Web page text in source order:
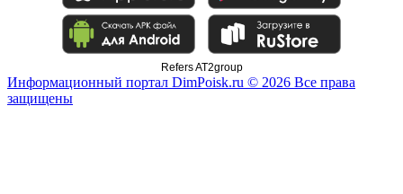
Refers AT2group
Информационный портал DimPoisk.ru © 2026 Все права
защищены